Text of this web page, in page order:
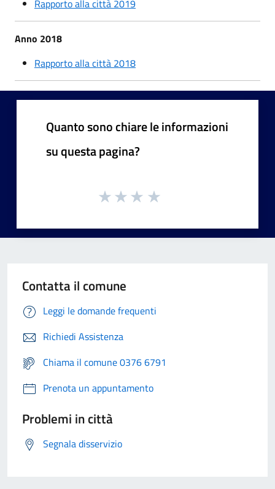
Rapporto alla città 2019
Anno 2018
Rapporto alla città 2018
Quanto sono chiare le informazioni
su questa pagina?
Contatta il comune
Leggi le domande frequenti
Richiedi Assistenza
Chiama il comune 0376 6791
Prenota un appuntamento
Problemi in città
Segnala disservizio